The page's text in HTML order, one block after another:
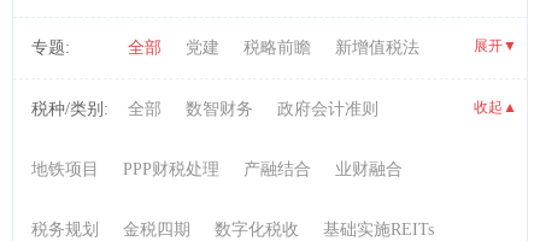
职业资格考试 展开▼
专题: 全部 党建 税略前瞻 新增值税法
AI数智税务实战 信息技术 研发项目管理
财务会计 PPP实务 投融资 税收实务
内部控制与风险管理 管理会计 会计信息化
收起 ▼
税种/类别: 全部 数智财务 政府会计准则
地铁项目 PPP财税处理 产融结合 业财融合
税务规划 金税四期 数字化税收 基础实施REITs